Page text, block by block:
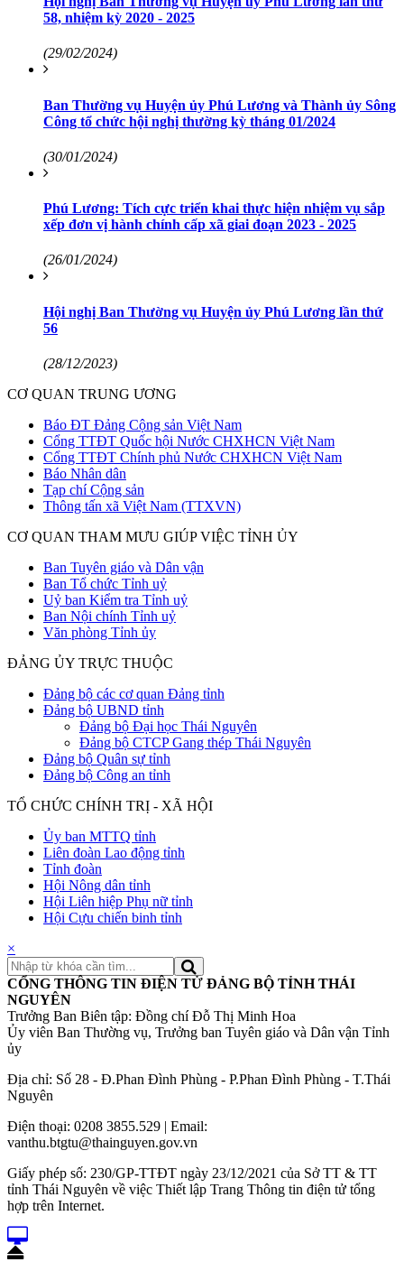
58, nhiệm kỳ 2020 - 2025
(29/02/2024)
Ban Thường vụ Huyện ủy Phú Lương và Thành ủy Sông
Công tổ chức hội nghị thường kỳ tháng 01/2024
(30/01/2024)
Phú Lương: Tích cực triển khai thực hiện nhiệm vụ sắp
xếp đơn vị hành chính cấp xã giai đoạn 2023 - 2025
(26/01/2024)
Hội nghị Ban Thường vụ Huyện ủy Phú Lương lần thứ
56
(28/12/2023)
CƠ QUAN TRUNG ƯƠNG
Báo ĐT Đảng Cộng sản Việt Nam
Cổng TTĐT Quốc hội Nước CHXHCN Việt Nam
Cổng TTĐT Chính phủ Nước CHXHCN Việt Nam
Báo Nhân dân
Tạp chí Cộng sản
Thông tấn xã Việt Nam (TTXVN)
CƠ QUAN THAM MƯU GIÚP VIỆC TỈNH ỦY
Ban Tuyên giáo và Dân vận
Ban Tổ chức Tỉnh uỷ
Uỷ ban Kiểm tra Tỉnh uỷ
Ban Nội chính Tỉnh uỷ
Văn phòng Tỉnh ủy
ĐẢNG ỦY TRỰC THUỘC
Đảng bộ các cơ quan Đảng tỉnh
Đảng bộ UBND tỉnh
Đảng bộ Đại học Thái Nguyên
Đảng bộ CTCP Gang thép Thái Nguyên
Đảng bộ Quân sự tỉnh
Đảng bộ Công an tỉnh
TỔ CHỨC CHÍNH TRỊ - XÃ HỘI
Ủy ban MTTQ tỉnh
Liên đoàn Lao động tỉnh
Tỉnh đoàn
Hội Nông dân tỉnh
Hội Liên hiệp Phụ nữ tỉnh
Hội Cựu chiến binh tỉnh
×
CỔNG THÔNG TIN ĐIỆN TỬ ĐẢNG BỘ TỈNH THÁI
NGUYÊN
Trưởng Ban Biên tập: Đồng chí Đỗ Thị Minh Hoa
Ủy viên Ban Thường vụ, Trưởng ban Tuyên giáo và Dân vận Tỉnh
ủy
Địa chỉ: Số 28 - Đ.Phan Đình Phùng - P.Phan Đình Phùng - T.Thái
Nguyên
Điện thoại: 0208 3855.529 | Email:
vanthu.btgtu@thainguyen.gov.vn
Giấy phép số: 230/GP-TTĐT ngày 23/12/2021 của Sở TT & TT
tỉnh Thái Nguyên về việc Thiết lập Trang Thông tin điện tử tổng
hợp trên Internet.